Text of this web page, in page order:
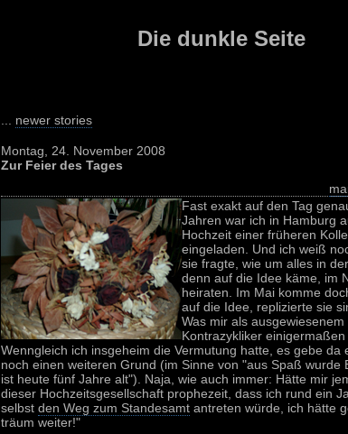
Die dunkle Seite
newer stories
Montag, 24. November 2008
Zur Feier des Tages
Fast exakt auf den Tag
Jahren war ich in Hamburg
Hochzeit einer früheren
eingeladen. Und ich weiß
sie fragte, wie um alles in
denn auf die Idee käme, im
heiraten. Im Mai komme
auf die Idee, replizierte sie
Was mir als ausgewiesenem
Kontrazykliker einigermaßen
Wenngleich ich insgeheim die Vermutung hatte, es gebe da
noch einen weiteren Grund (im Sinne von "aus Spaß wurde
ist heute fünf Jahre alt"). Naja, wie auch immer: Hätte mir
dieser Hochzeitsgesellschaft prophezeit, dass ich rund ein
selbst den Weg zum Standesamt antreten würde, ich hätte
träum weiter!"